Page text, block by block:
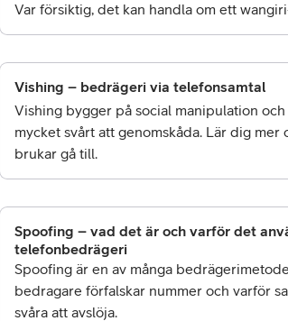
Var försiktig, det kan handla om ett
Vishing – bedrägeri via telefonsamtal
Vishing bygger på social manipulation och
mycket svårt att genomskåda. Lär dig mer
brukar gå till.
Spoofing – vad det är och varför det
telefonbedrägeri
Spoofing är en av många
bedragare förfalskar nummer och varför
svåra att avslöja.